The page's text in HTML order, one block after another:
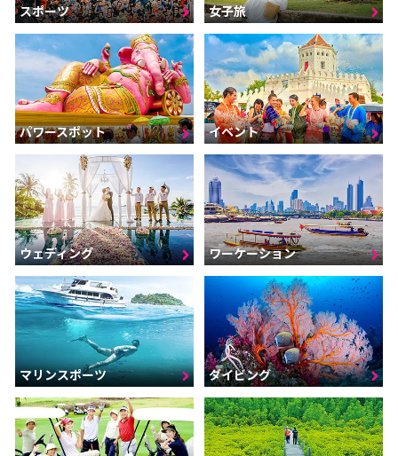
スポーツ 女子旅
パワースポット イベント
ウェディング ワーケーション
マリンスポーツ ダイビング